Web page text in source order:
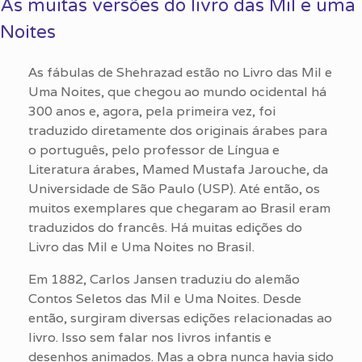
As muitas versões do livro das Mil e uma
Noites
As fábulas de Shehrazad estão no Livro das Mil e
Uma Noites, que chegou ao mundo ocidental há
300 anos e, agora, pela primeira vez, foi
traduzido diretamente dos originais árabes para
o português, pelo professor de Língua e
Literatura árabes, Mamed Mustafa Jarouche, da
Universidade de São Paulo (USP). Até então, os
muitos exemplares que chegaram ao Brasil eram
traduzidos do francês. Há muitas edições do
Livro das Mil e Uma Noites no Brasil.
Em 1882, Carlos Jansen traduziu do alemão
Contos Seletos das Mil e Uma Noites. Desde
então, surgiram diversas edições relacionadas ao
livro. Isso sem falar nos livros infantis e
desenhos animados. Mas a obra nunca havia sido